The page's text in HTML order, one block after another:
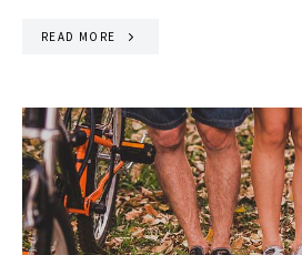
READ MORE